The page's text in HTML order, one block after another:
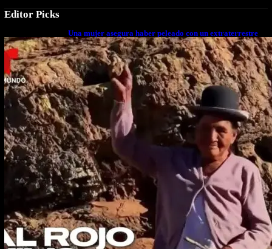
Editor Picks
Una mujer asegura haber peleado con un extraterrestre
cuerpo a cuerpo